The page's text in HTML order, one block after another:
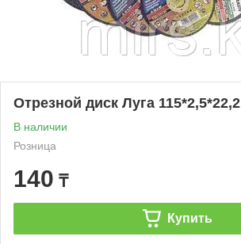
Отрезной диск Луга 115*2,5*22,2
В наличии
Розница
140 ₸
Купить